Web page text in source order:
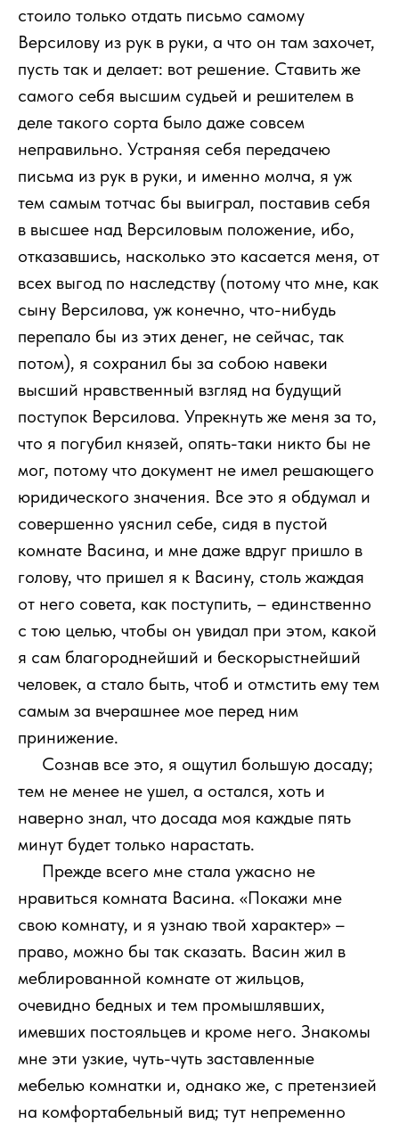
стоило только отдать письмо самому
Версилову из рук в руки, а что он там захочет,
пусть так и делает: вот решение. Ставить же
самого себя высшим судьей и решителем в
деле такого сорта было даже совсем
неправильно. Устраняя себя передачею
письма из рук в руки, и именно молча, я уж
тем самым тотчас бы выиграл, поставив себя
в высшее над Версиловым положение, ибо,
отказавшись, насколько это касается меня, от
всех выгод по наследству (потому что мне, как
сыну Версилова, уж конечно, что-нибудь
перепало бы из этих денег, не сейчас, так
потом), я сохранил бы за собою навеки
высший нравственный взгляд на будущий
поступок Версилова. Упрекнуть же меня за то,
что я погубил князей, опять-таки никто бы не
мог, потому что документ не имел решающего
юридического значения. Все это я обдумал и
совершенно уяснил себе, сидя в пустой
комнате Васина, и мне даже вдруг пришло в
голову, что пришел я к Васину, столь жаждая
от него совета, как поступить, – единственно
с тою целью, чтобы он увидал при этом, какой
я сам благороднейший и бескорыстнейший
человек, а стало быть, чтоб и отмстить ему тем
самым за вчерашнее мое перед ним
принижение.
Сознав все это, я ощутил большую досаду;
тем не менее не ушел, а остался, хоть и
наверно знал, что досада моя каждые пять
минут будет только нарастать.
Прежде всего мне стала ужасно не
нравиться комната Васина. «Покажи мне
свою комнату, и я узнаю твой характер» –
право, можно бы так сказать. Васин жил в
меблированной комнате от жильцов,
очевидно бедных и тем промышлявших,
имевших постояльцев и кроме него. Знакомы
мне эти узкие, чуть-чуть заставленные
мебелью комнатки и, однако же, с претензией
на комфортабельный вид; тут непременно